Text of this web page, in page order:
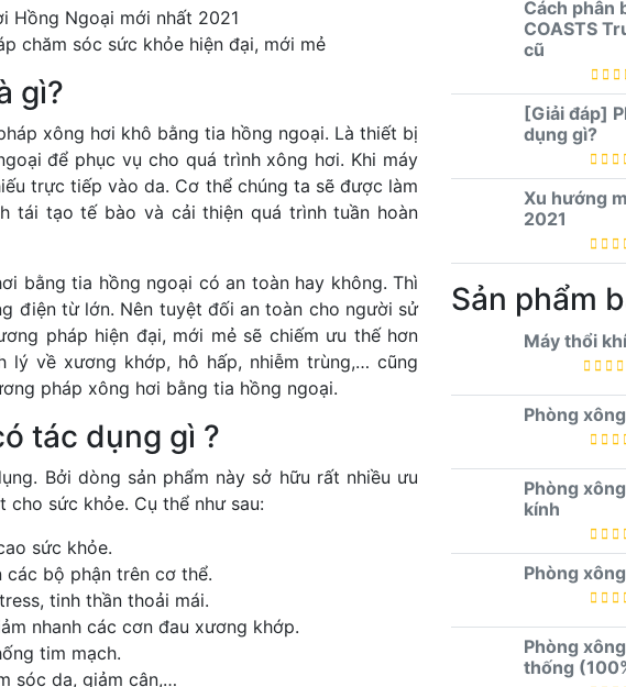
chăm sóc sức khỏe hiện đại, mới mẻ
gì?
xông hơi khô bằng tia hồng ngoại. Là thiết bị
để phục vụ cho quá trình xông hơi. Khi máy
trực tiếp vào da. Cơ thể chúng ta sẽ được làm
tái tạo tế bào và cải thiện quá trình tuần hoàn
bằng tia hồng ngoại có an toàn hay không. Thì
điện từ lớn. Nên tuyệt đối an toàn cho người sử
pháp hiện đại, mới mẻ sẽ chiếm ưu thế hơn
lý về xương khớp, hô hấp, nhiễm trùng,… cũng
pháp xông hơi bằng tia hồng ngoại.
tác dụng gì ?
Bởi dòng sản phẩm này sở hữu rất nhiều ưu
sức khỏe. Cụ thể như sau:
sức khỏe.
bộ phận trên cơ thể.
tinh thần thoải mái.
nhanh các cơn đau xương khớp.
tim mạch.
sóc da, giảm cân,…
Cách phân
COASTS
cũ
[Giải đáp]
dụng gì?
Xu hướng
2021
Sản phẩm
Máy thổi
Phòng
Phòng
kính
Phòng
Phòng
thống